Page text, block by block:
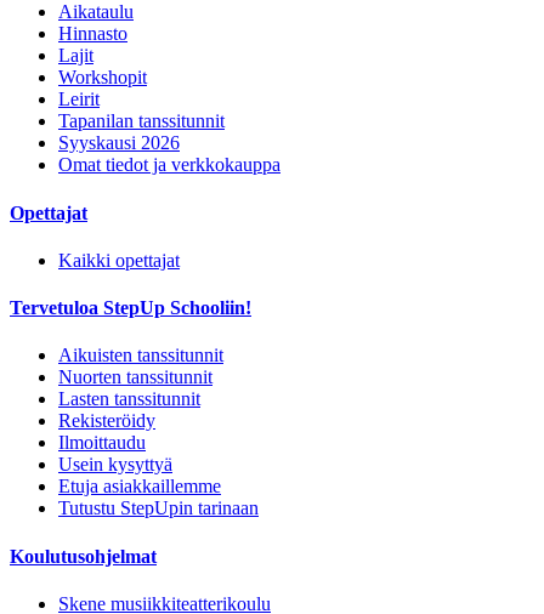
Aikataulu
Hinnasto
Lajit
Workshopit
Leirit
Tapanilan tanssitunnit
Syyskausi 2026
Omat tiedot ja verkkokauppa
Opettajat
Kaikki opettajat
Tervetuloa StepUp Schooliin!
Aikuisten tanssitunnit
Nuorten tanssitunnit
Lasten tanssitunnit
Rekisteröidy
Ilmoittaudu
Usein kysyttyä
Etuja asiakkaillemme
Tutustu StepUpin tarinaan
Koulutusohjelmat
Skene musiikkiteatterikoulu